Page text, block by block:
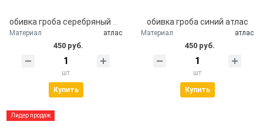
Материал атлас
450 руб.
шт
Купить
обивка гроба синий атлас
Материал атлас
450 руб.
шт
Купить
Лидер продаж